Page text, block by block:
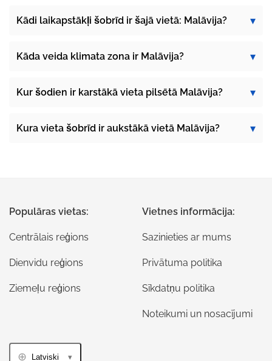
Kādi laikapstākļi šobrīd ir šajā vietā: Malāvija?
Kāda veida klimata zona ir Malāvija?
Kur šodien ir karstākā vieta pilsētā Malāvija?
Kura vieta šobrīd ir aukstākā vietā Malāvija?
Populāras vietas:
Centrālais reģions
Dienvidu reģions
Ziemeļu reģions
Vietnes informācija:
Sazinieties ar mums
Privātuma politika
Sīkdatņu politika
Noteikumi un nosacījumi
Latviski